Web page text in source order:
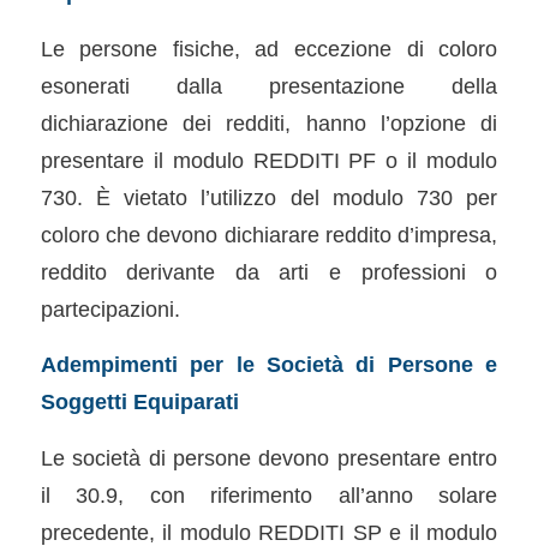
Le persone fisiche, ad eccezione di coloro
esonerati dalla presentazione della
dichiarazione dei redditi, hanno l’opzione di
presentare il modulo REDDITI PF o il modulo
730. È vietato l’utilizzo del modulo 730 per
coloro che devono dichiarare reddito d’impresa,
reddito derivante da arti e professioni o
partecipazioni.
Adempimenti per le Società di Persone e
Soggetti Equiparati
Le società di persone devono presentare entro
il 30.9, con riferimento all’anno solare
precedente, il modulo REDDITI SP e il modulo